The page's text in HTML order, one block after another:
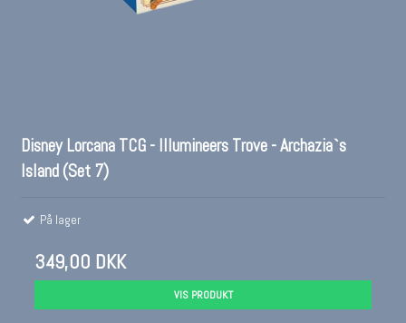
Disney Lorcana TCG - Illumineers Trove - Archazia`s
Island (Set 7)
På lager
349,00 DKK
VIS PRODUKT